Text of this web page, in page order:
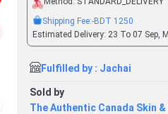
Shipping Fee:-BDT 1250
Estimated Delivery: 23 To 07 Sep,
Fulfilled by : Jachai
Sold by
The Authentic Canada Skin &